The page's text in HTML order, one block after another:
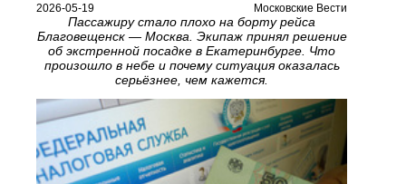
2026-05-19 Московские Вести
Пассажиру стало плохо на борту рейса
Благовещенск — Москва. Экипаж принял решение
об экстренной посадке в Екатеринбурге. Что
произошло в небе и почему ситуация оказалась
серьёзнее, чем кажется.